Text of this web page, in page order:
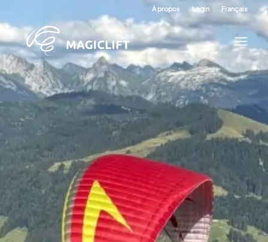
À propos Login Français